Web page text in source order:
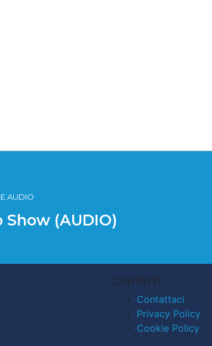
AUDIO
Show (AUDIO)
CONTATTI
Contattaci
Privacy Policy
Cookie Policy